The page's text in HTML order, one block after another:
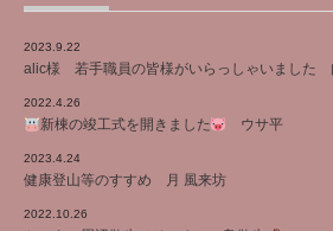
2023.9.22
alic様 若手職員の皆様がいらっしゃいました
2022.4.26
新棟の竣工式を開きました ウサ平
2023.4.24
健康登山等のすすめ 月 風来坊
2022.10.26